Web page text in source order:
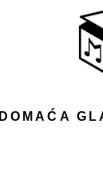
DOMAĆA